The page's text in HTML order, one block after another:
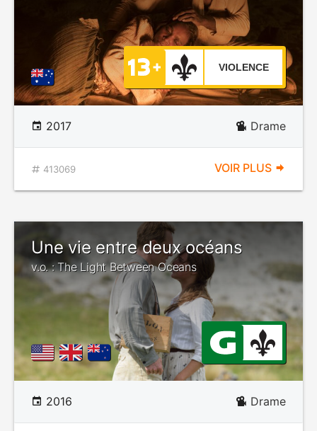
VIOLENCE
2017 Drame
413069 VOIR PLUS
Une vie entre deux océans
v.o. : The Light Between Oceans
2016 Drame